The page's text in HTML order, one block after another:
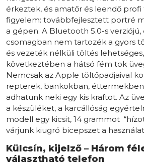
érkeztek, és amatőr és leendő
figyelem: továbbfejlesztett portré
a gépen. A Bluetooth 5.0-s verziójú,
csomagban nem tartozék a gyors
és vezeték nélküli töltés
következtében a hátsó fém tok
Nemcsak az Apple töltőpadjaival
repterek, bankokban,
adhatunk neki egy kis kraftot. Az
a készüléket, a karcállóság
modell egy kicsit, 14 grammot
várjunk kiugró bicepszet a
Külcsín, kijelző – Három
választható telefon